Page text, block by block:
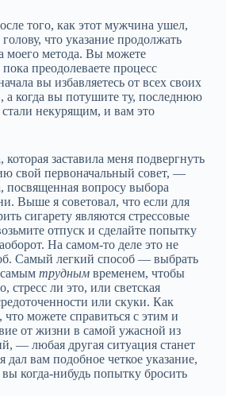
того, как этот мужчина ушел,
что указание продолжать
метода. Вы можете
преодолеваете процесс
вы избавляетесь от всех своих
а когда вы потушите ту, последнюю
некурящим, и вам это
которая заставила меня подвергнуть
свой первоначальный совет, —
посвященная вопросу выбора
Выше я советовал, что если для
сигарету являются стрессовые
отпуск и сделайте попытку
На самом‑то деле это не
Самый легкий способ — выбрать
самым труднымвременем, чтобы
стресс ли это, или светская
или скуки. Как
что можете справиться с этим и
от жизни в самой ужасной из
— любая другая ситуация станет
дал вам подобное четкое указание,
когда‑нибудь попытку бросить